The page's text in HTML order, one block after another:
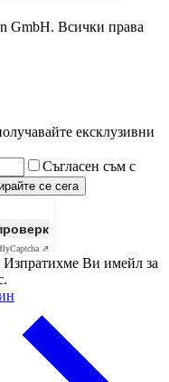
GmbH. Всички права
ексклузивни
Съгласен съм с
Captcha ⇗
Изпратихме Ви имейл за